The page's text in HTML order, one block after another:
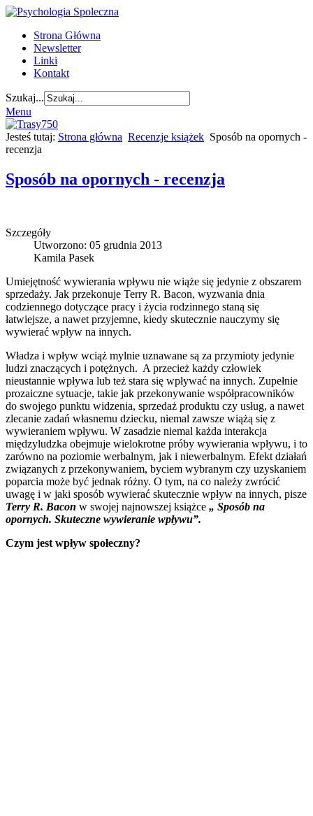
Strona Główna
Newsletter
Linki
Kontakt
Szukaj...
Menu
Jesteś tutaj: Strona główna Recenzje książek Sposób na opornych -
recenzja
Sposób na opornych - recenzja
Szczegóły
Utworzono: 05 grudnia 2013
Kamila Pasek
Umiejętność wywierania wpływu nie wiąże się jedynie z obszarem
sprzedaży. Jak przekonuje Terry R. Bacon, wyzwania dnia
codziennego dotyczące pracy i życia rodzinnego staną się
łatwiejsze, a nawet przyjemne, kiedy skutecznie nauczymy się
wywierać wpływ na innych.
Władza i wpływ wciąż mylnie uznawane są za przymioty jedynie
ludzi znaczących i potężnych. A przecież każdy człowiek
nieustannie wpływa lub też stara się wpływać na innych. Zupełnie
prozaiczne sytuacje, takie jak przekonywanie współpracowników
do swojego punktu widzenia, sprzedaż produktu czy usług, a nawet
zlecanie zadań własnemu dziecku, niemal zawsze wiążą się z
wywieraniem wpływu. W zasadzie niemal każda interakcja
międzyludzka obejmuje wielokrotne próby wywierania wpływu, i to
zarówno na poziomie werbalnym, jak i niewerbalnym. Efekt działań
związanych z przekonywaniem, byciem wybranym czy uzyskaniem
poparcia może być jednak różny. O tym, na co należy zwrócić
uwagę i w jaki sposób wywierać skutecznie wpływ na innych, pisze
Terry R. Bacon w swojej najnowszej książce „ Sposób na
opornych. Skuteczne wywieranie wpływu”.
Czym jest wpływ społeczny?